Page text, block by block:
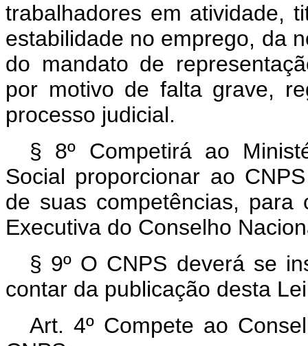
trabalhadores em atividade,
estabilidade no emprego, da
do mandato de
por motivo de falta grave,
processo judicial.
§ 8º Competirá ao
Social proporcionar ao
de suas competências,
Executiva do Conselho
§ 9º O CNPS deverá se
contar da publicação desta
Art. 4º Compete ao